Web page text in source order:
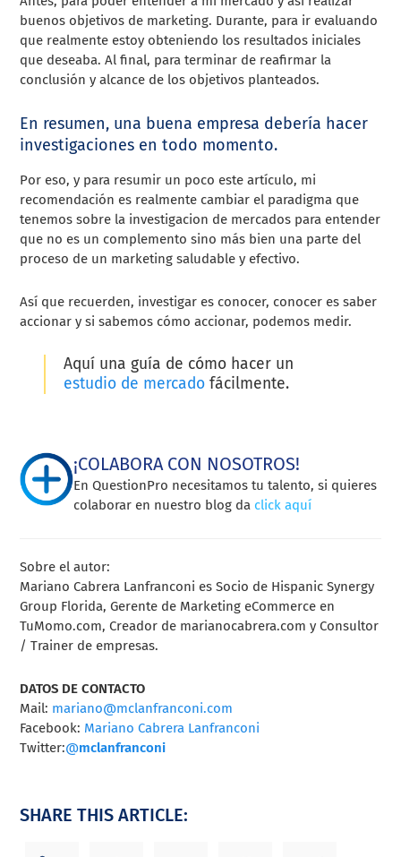
buenos objetivos de marketing. Durante, para ir evaluando
que realmente estoy obteniendo los resultados iniciales
que deseaba. Al final, para terminar de reafirmar la
conclusión y alcance de los objetivos planteados.
En resumen, una buena empresa debería hacer
investigaciones en todo momento.
Por eso, y para resumir un poco este artículo, mi
recomendación es realmente cambiar el paradigma que
tenemos sobre la investigacion de mercados para entender
que no es un complemento sino más bien una parte del
proceso de un marketing saludable y efectivo.
Así que recuerden, investigar es conocer, conocer es saber
accionar y si sabemos cómo accionar, podemos medir.
Aquí una guía de cómo hacer un
estudio de mercadofácilmente.
¡COLABORA CON NOSOTROS!
En QuestionPro necesitamos tu talento, si quieres
colaborar en nuestro blog da click aquí
Sobre el autor:
Mariano Cabrera Lanfranconi esSocio de Hispanic Synergy
Group Florida, Gerente de Marketing eCommerce en
TuMomo.com, Creador de marianocabrera.com yConsultor
/ Trainer de empresas.
DATOS DE CONTACTO
Mail: mariano@mclanfranconi.com
Facebook: Mariano Cabrera Lanfranconi
Twitter:@mclanfranconi
SHARE THIS ARTICLE: